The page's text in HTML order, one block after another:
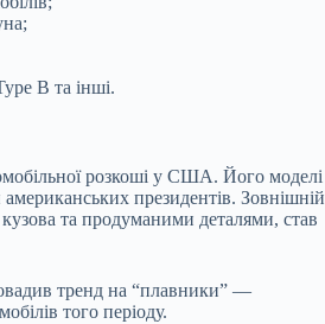
B та інші.
розкоші у США. Його моделі
президентів. Зовнішній
та продуманими деталями, став
тренд на “плавники” —
того періоду.